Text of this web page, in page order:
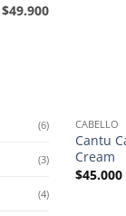
$49.900
(6)
(3)
(4)
CABELLO
Cantu
Cream
$45.000